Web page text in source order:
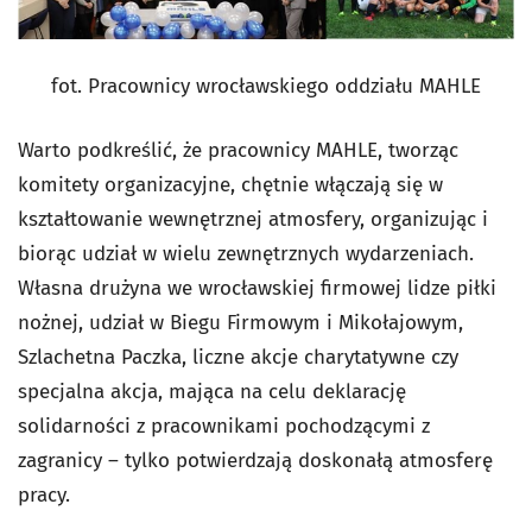
fot. Pracownicy wrocławskiego oddziału MAHLE
Warto podkreślić, że pracownicy MAHLE, tworząc
komitety organizacyjne, chętnie włączają się w
kształtowanie wewnętrznej atmosfery, organizując i
biorąc udział w wielu zewnętrznych wydarzeniach.
Własna drużyna we wrocławskiej firmowej lidze piłki
nożnej, udział w Biegu Firmowym i Mikołajowym,
Szlachetna Paczka, liczne akcje charytatywne czy
specjalna akcja, mająca na celu deklarację
solidarności z pracownikami pochodzącymi z
zagranicy – tylko potwierdzają doskonałą atmosferę
pracy.